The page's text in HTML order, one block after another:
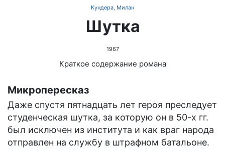
Кундера, Милан
Шутка
1967
Краткое содержание романа
Микропересказ
Даже спустя пятнадцать лет героя преследует
студенческая шутка, за которую он в 50-х гг.
был исключен из института и как враг народа
отправлен на службу в штрафном батальоне.